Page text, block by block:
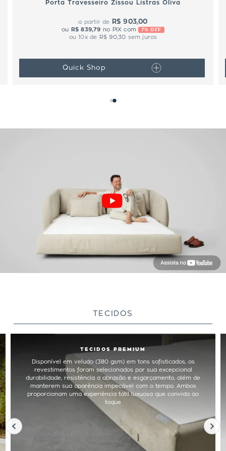
Porta Travesseiro Zissou Listras Oliva
a partir de R$ 903,00
ou R$ 839,79 no PIX com 7% OFF
ou 10x de R$ 90,30 sem juros
Quick Shop
TECIDOS PREMIUM
Disponível em veludo (380 gsm) em tons sofisticados, os
revestimentos foram selecionados por sua excepcional
durabilidade, resistência a abrasão e esgarçamento, além de
manterem sua aparência impecável com o tempo. Ambos
proporcionam uma experiência tátil luxuosa que convida ao
toque
TECIDOS